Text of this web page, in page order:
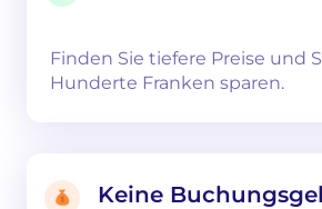
Finden Sie tiefere Preise und
Hunderte Franken sparen.
Keine